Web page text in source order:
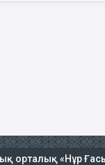
орталық «Нұр